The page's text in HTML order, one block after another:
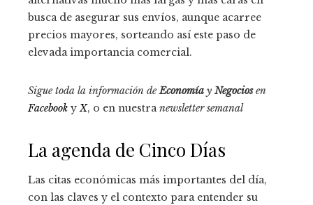
busca de asegurar sus envíos, aunque acarree
precios mayores, sorteando así este paso de
elevada importancia comercial.
Sigue toda la información deEconomía y Negociosen
Facebook yX, o en nuestranewsletter semanal
La agenda de Cinco Días
Las citas económicas más importantes del día,
con las claves y el contexto para entender su